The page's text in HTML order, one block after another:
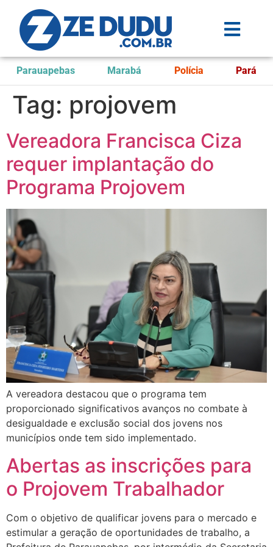
Parauapebas Marabá Polícia Pará
Tag: projovem
Vereadora Francisca Ciza
requer implantação do
Programa Projovem
A vereadora destacou que o programa tem
proporcionado significativos avanços no combate à
desigualdade e exclusão social dos jovens nos
municípios onde tem sido implementado.
Abertas as inscrições para
o Projovem Trabalhador
Com o objetivo de qualificar jovens para o mercado e
estimular a geração de oportunidades de trabalho, a